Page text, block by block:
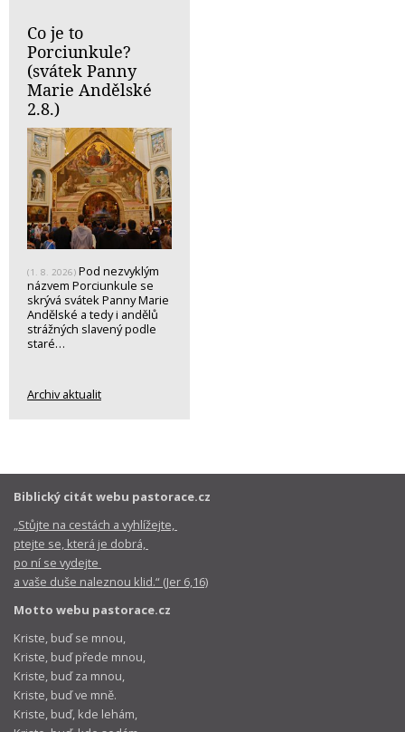
Co je to
Porciunkule?
(svátek Panny
Marie Andělské
2.8.)
(1. 8. 2026) Pod nezvyklým
názvem Porciunkule se
skrývá svátek Panny Marie
Andělské a tedy i andělů
strážných slavený podle
staré…
Archiv aktualit
Biblický citát webu pastorace.cz
„Stůjte na cestách a vyhlížejte,
ptejte se, která je dobrá,
po ní se vydejte
a vaše duše naleznou klid.“ (Jer 6,16)
Motto webu pastorace.cz
Kriste, buď se mnou,
Kriste, buď přede mnou,
Kriste, buď za mnou,
Kriste, buď ve mně.
Kriste, buď, kde lehám,